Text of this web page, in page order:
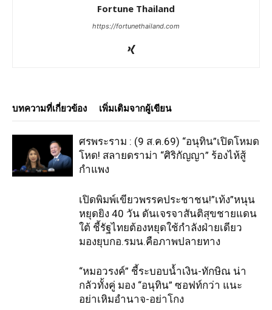
Fortune Thailand
https://fortunethailand.com
บทความที่เกี่ยวข้อง เพิ่มเติมจากผู้เขียน
ศรพระราม : (9 ส.ค.69) “อนุทิน”เปิดโหมด
โหด! สลายดราม่า “ศิริกัญญา” ร้องไห้สู้
กำแพง
เปิดพิมพ์เขียวพรรคประชาชน!”เท้ง”หนุน
หยุดยิง 40 วัน ดันเจรจาสันติสุขชายแดน
ใต้ ชี้รัฐไทยต้องหยุดใช้กำลังฝ่ายเดียว
มองยุบกอ.รมน.คือภาพปลายทาง
“หมอวรงค์” ชี้ระบอบน้ำเงิน-ทักษิณ น่า
กลัวทั้งคู่ มอง “อนุทิน” ซอฟท์กว่า แนะ
อย่าเหิมอำนาจ-อย่าโกง